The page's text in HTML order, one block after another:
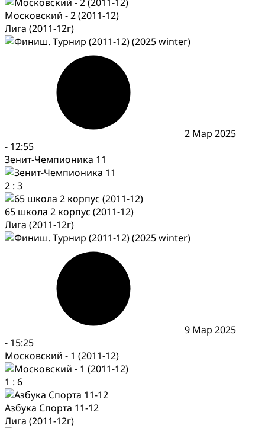
Московский - 2 (2011-12)
Лига (2011-12г)
2 Мар 2025
- 12:55
Зенит-Чемпионика 11
2 : 3
65 школа 2 корпус (2011-12)
Лига (2011-12г)
9 Мар 2025
- 15:25
Московский - 1 (2011-12)
1 : 6
Азбука Спорта 11-12
Лига (2011-12г)